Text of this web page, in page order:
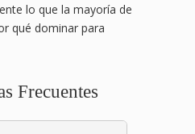
lo que la mayoría de
qué dominar para
Frecuentes